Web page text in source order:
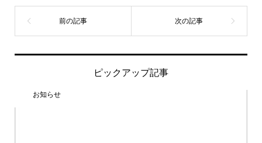
ピックアップ記事
お知らせ